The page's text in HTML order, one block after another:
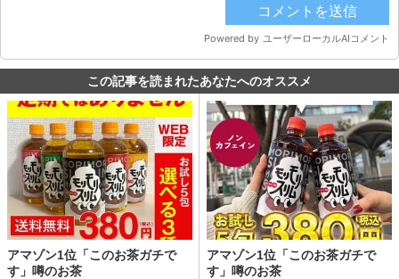
この記事を読まれたあなたへのオススメ
アマゾン1位「このお茶ガチで
す」噂のお茶
アマゾン1位「このお茶ガチで
す」噂のお茶